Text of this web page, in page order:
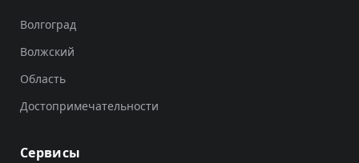
Волгоград
Волжский
Область
Достопримечательности
Сервисы